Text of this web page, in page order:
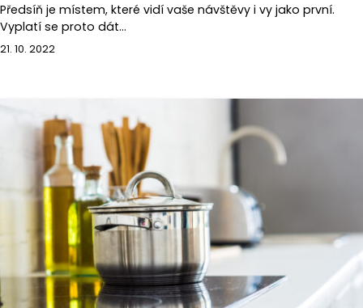
Předsíň je místem, které vidí vaše návštěvy i vy jako první.
Vyplatí se proto dát…
21. 10. 2022